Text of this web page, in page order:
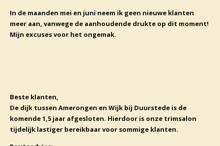
In de maanden mei en juni neem ik geen nieuwe klanten
meer aan, vanwege de aanhoudende drukte op dit moment!
Mijn excuses voor het ongemak.
Beste klanten,
De dijk tussen Amerongen en Wijk bij Duurstede is de
komende 1,5 jaar afgesloten. Hierdoor is onze trimsalon
tijdelijk lastiger bereikbaar voor sommige klanten.